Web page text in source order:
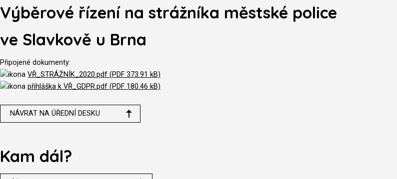
Výběrové řízení na strážníka městské police
ve Slavkově u Brna
Připojené dokumenty:
VŘ_STRÁŽNÍK_2020.pdf (PDF 373.91 kB)
přihláška k VŘ_GDPR.pdf (PDF 180.46 kB)
NÁVRAT NA ÚŘEDNÍ DESKU
Kam dál?